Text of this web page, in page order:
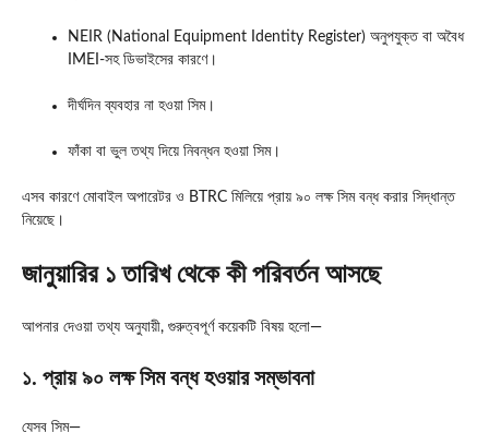
NEIR (National Equipment Identity Register) অনুপযুক্ত বা অবৈধ
IMEI-সহ ডিভাইসের কারণে।
দীর্ঘদিন ব্যবহার না হওয়া সিম।
ফাঁকা বা ভুল তথ্য দিয়ে নিবন্ধন হওয়া সিম।
এসব কারণে মোবাইল অপারেটর ও BTRC মিলিয়ে প্রায় ৯০ লক্ষ সিম বন্ধ করার সিদ্ধান্ত
নিয়েছে।
জানুয়ারির ১ তারিখ থেকে কী পরিবর্তন আসছে
আপনার দেওয়া তথ্য অনুযায়ী, গুরুত্বপূর্ণ কয়েকটি বিষয় হলো—
১. প্রায় ৯০ লক্ষ সিম বন্ধ হওয়ার সম্ভাবনা
যেসব সিম—